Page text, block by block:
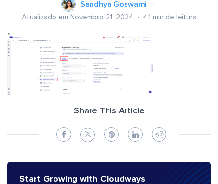
Sandhya Goswami
Atualizado em Novembro 21, 2024 < 1 min de leitura
Share This Article
Start Growing with Cloudways